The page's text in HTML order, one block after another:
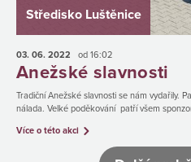
Středisko Luštěnice
03. 06. 2022 od 16:02
Anežské slavnosti
Tradiční Anežské slavnosti se nám vydařily.
nálada. Velké poděkování patří všem
Více o této akci